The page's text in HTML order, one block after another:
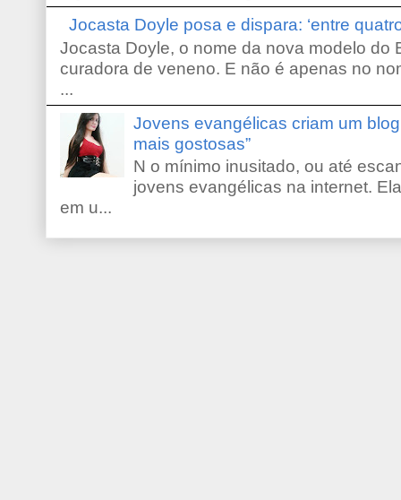
Jocasta Doyle posa e dispara: ‘entre
Jocasta Doyle, o nome da nova modelo do
curadora de veneno. E não é apenas no
...
Jovens evangélicas criam um
mais gostosas”
N o mínimo inusitado, ou até
jovens evangélicas na internet.
em u...